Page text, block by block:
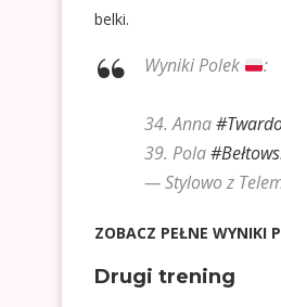
belki.
Wyniki Polek :
34. Anna
39. Pola
— Stylowo z
ZOBACZ PEŁNE WYNIKI
Drugi trening